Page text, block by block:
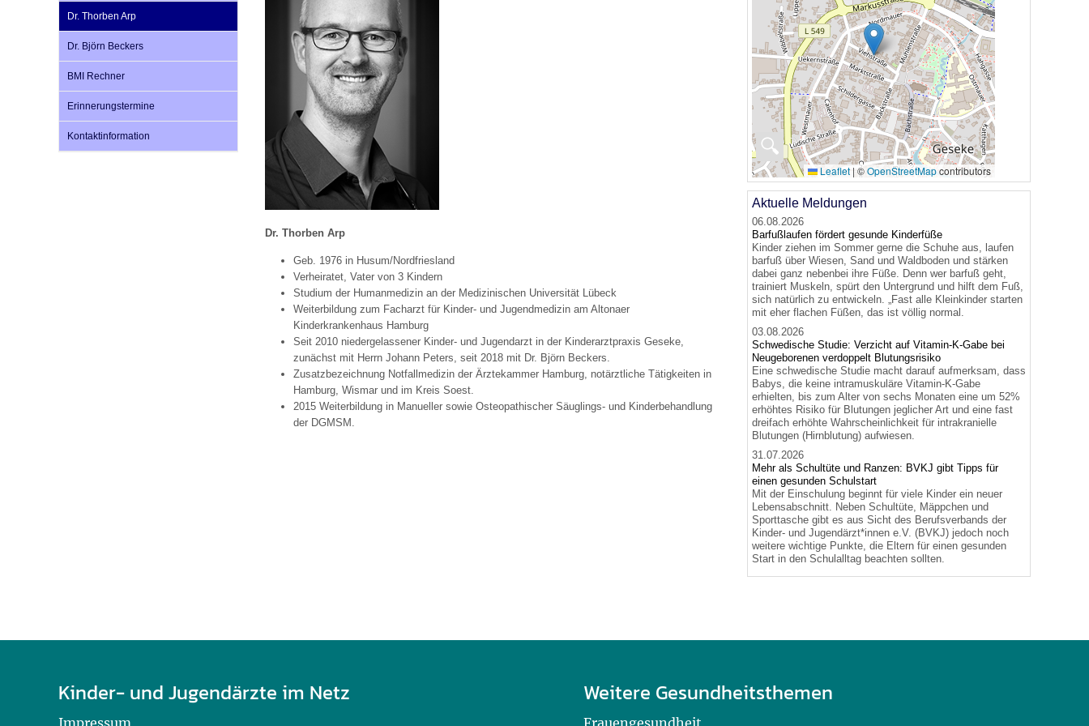
Impfsicherheit
Häufige Fragen
Recht auf Impfung
Vorsorge- und Impferinnerung
Notdienste
Empfehlungen zum Bildschirmmediengebrauch
Hörlexikon
Material zu den Vorsorgen
Entwicklungskalender
Broschüren und Informationsflyer
Familienzeit gesund gestalten
U0-Vorsorge
Dr. Thorben Arp
Dr. Björn Beckers
BMI Rechner
Erinnerungstermine
Kontaktinformation
Dr. Thorben Arp
Geb. 1976 in Husum/Nordfriesland
Verheiratet, Vater von 3 Kindern
Studium der Humanmedizin an der Medizinischen Universität Lübeck
Weiterbildung zum Facharzt für Kinder- und Jugendmedizin am Altonaer
Kinderkrankenhaus Hamburg
Seit 2010 niedergelassener Kinder- und Jugendarzt in der Kinderarztpraxis Geseke,
zunächst mit Herrn Johann Peters, seit 2018 mit Dr. Björn Beckers.
Zusatzbezeichnung Notfallmedizin der Ärztekammer Hamburg, notärztliche Tätigkeiten in
Hamburg, Wismar und im Kreis Soest.
2015 Weiterbildung in Manueller sowie Osteopathischer Säuglings- und Kinderbehandlung
der DGMSM.
🔍
Leaflet | ©OpenStreetMapcontributors
Aktuelle Meldungen
06.08.2026
Barfußlaufen fördert gesunde Kinderfüße
Kinder ziehen im Sommer gerne die Schuhe aus, laufen
barfuß über Wiesen, Sand und Waldboden und stärken
dabei ganz nebenbei ihre Füße. Denn wer barfuß geht,
trainiert Muskeln, spürt den Untergrund und hilft dem Fuß,
sich natürlich zu entwickeln. „Fast alle Kleinkinder starten
mit eher flachen Füßen, das ist völlig normal.
03.08.2026
Schwedische Studie: Verzicht auf Vitamin-K-Gabe bei
Neugeborenen verdoppelt Blutungsrisiko
Eine schwedische Studie macht darauf aufmerksam, dass
Babys, die keine intramuskuläre Vitamin-K-Gabe
erhielten, bis zum Alter von sechs Monaten eine um 52%
erhöhtes Risiko für Blutungen jeglicher Art und eine fast
dreifach erhöhte Wahrscheinlichkeit für intrakranielle
Blutungen (Hirnblutung) aufwiesen.
31.07.2026
Mehr als Schultüte und Ranzen: BVKJ gibt Tipps für
einen gesunden Schulstart
Mit der Einschulung beginnt für viele Kinder ein neuer
Lebensabschnitt. Neben Schultüte, Mäppchen und
Sporttasche gibt es aus Sicht des Berufsverbands der
Kinder- und Jugendärzt*innen e.V. (BVKJ) jedoch noch
weitere wichtige Punkte, die Eltern für einen gesunden
Start in den Schulalltag beachten sollten.
Kinder- und Jugendärzte im Netz
Impressum
Weitere Gesundheitsthemen
Frauengesundheit